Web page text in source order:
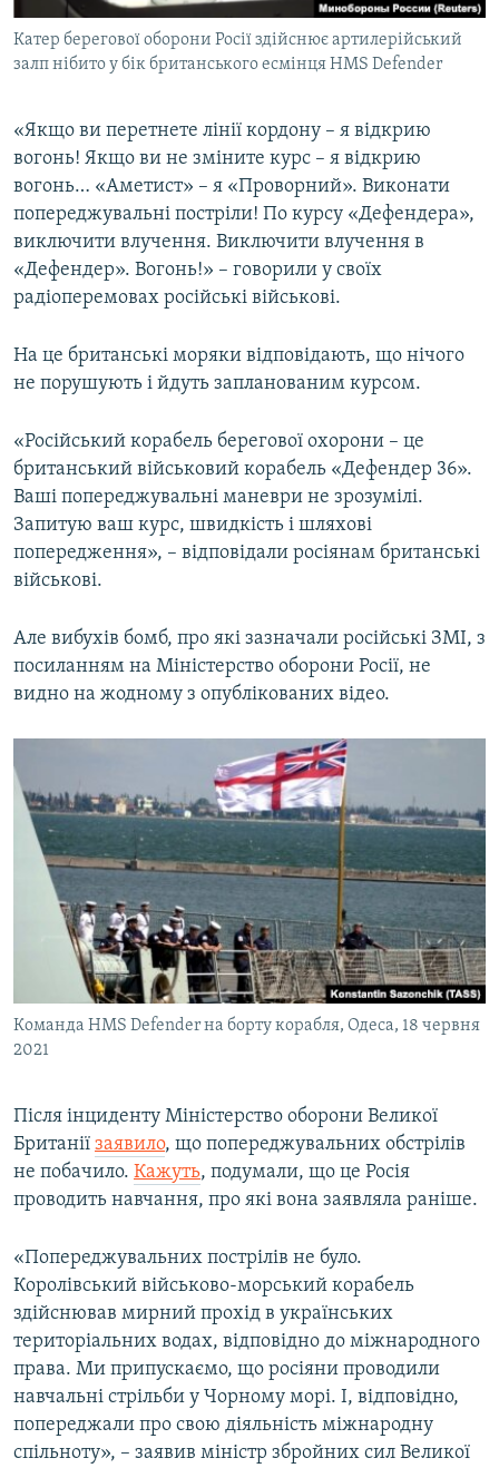
Катер берегової оборони Росії здійснює артилерійський
залп нібито у бік британського есмінця HMS Defender
«Якщо ви перетнете лінії кордону – я відкрию
вогонь! Якщо ви не зміните курс – я відкрию
вогонь… «Аметист» – я «Проворний». Виконати
попереджувальні постріли! По курсу «Дефендера»,
виключити влучення. Виключити влучення в
«Дефендер». Вогонь!» – говорили у своїх
радіоперемовах російські військові.
На це британські моряки відповідають, що нічого
не порушують і йдуть запланованим курсом.
«Російський корабель берегової охорони – це
британський військовий корабель «Дефендер 36».
Ваші попереджувальні маневри не зрозумілі.
Запитую ваш курс, швидкість і шляхові
попередження», – відповідали росіянам британські
військові.
Але вибухів бомб, про які зазначали російські ЗМІ, з
посиланням на Міністерство оборони Росії, не
видно на жодному з опублікованих відео.
Команда HMS Defender на борту корабля, Одеса, 18 червня
2021
Після інциденту Міністерство оборони Великої
Британії заявило, що попереджувальних обстрілів
не побачило. Кажуть, подумали, що це Росія
проводить навчання, про які вона заявляла раніше.
«Попереджувальних пострілів не було.
Королівський військово-морський корабель
здійснював мирний прохід в українських
територіальних водах, відповідно до міжнародного
права. Ми припускаємо, що росіяни проводили
навчальні стрільби у Чорному морі. І, відповідно,
попереджали про свою діяльність міжнародну
спільноту», – заявив міністр збройних сил Великої